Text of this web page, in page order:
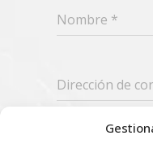
Nombre *
Dirección de